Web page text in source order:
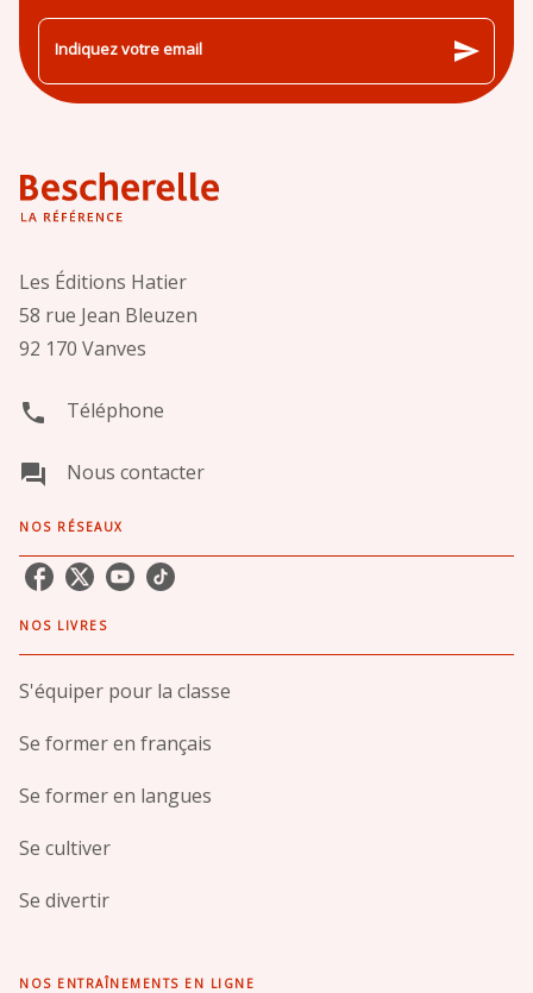
Indiquez votre email send
Les Éditions Hatier
58 rue Jean Bleuzen
92 170 Vanves
phone Téléphone
question_answer Nous contacter
NOS RÉSEAUX
NOS LIVRES
S'équiper pour la classe
Se former en français
Se former en langues
Se cultiver
Se divertir
NOS ENTRAÎNEMENTS EN LIGNE